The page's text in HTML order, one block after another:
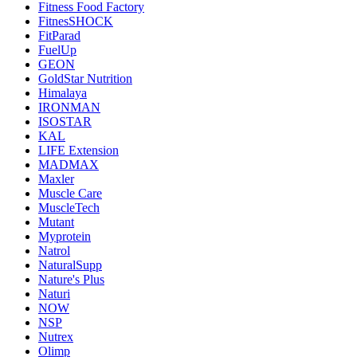
Fitness Food Factory
FitnesSHOCK
FitParad
FuelUp
GEON
GoldStar Nutrition
Himalaya
IRONMAN
ISOSTAR
KAL
LIFE Extension
MADMAX
Maxler
Muscle Care
MuscleTech
Mutant
Myprotein
Natrol
NaturalSupp
Nature's Plus
Naturi
NOW
NSP
Nutrex
Olimp